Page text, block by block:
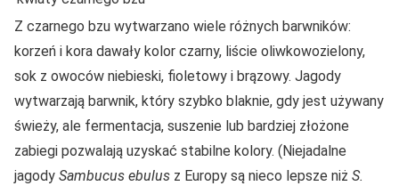
Z czarnego bzu wytwarzano wiele różnych barwników:
korzeń i kora dawały kolor czarny, liście oliwkowozielony,
sok z owoców niebieski, fioletowy i brązowy. Jagody
wytwarzają barwnik, który szybko blaknie, gdy jest używany
świeży, ale fermentacja, suszenie lub bardziej złożone
zabiegi pozwalają uzyskać stabilne kolory. (Niejadalne
jagody Sambucus ebulus z Europy są nieco lepsze niż S.